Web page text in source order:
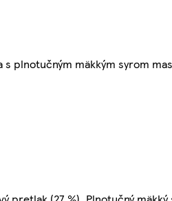
s plnotučným mäkkým syrom